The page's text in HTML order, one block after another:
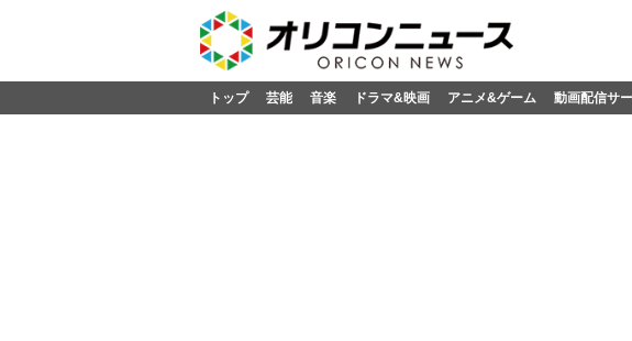
トップ 芸能 音楽 ドラマ&映画 アニメ&ゲーム 動画配信サ